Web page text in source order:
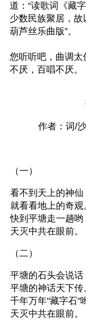
道：“读歌词《藏
少数民族聚居，
葫芦丝乐曲版”。
您听听吧，曲调
不厌，百唱不厌。
作者：词/
（一）
看不到天上的神仙
就看看地上的奇观
快到平塘走一趟哟
天灭中共在眼前。
（二）
平塘的石头会说话
平塘的神话天下传
千年万年"藏字石"
天灭中共在眼前。